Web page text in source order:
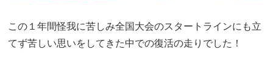
この１年間怪我に苦しみ全国大会のスタートラインにも立
てず苦しい思いをしてきた中での復活の走りでした！